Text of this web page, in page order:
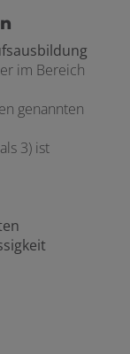
im Bereich
genannten
3) ist